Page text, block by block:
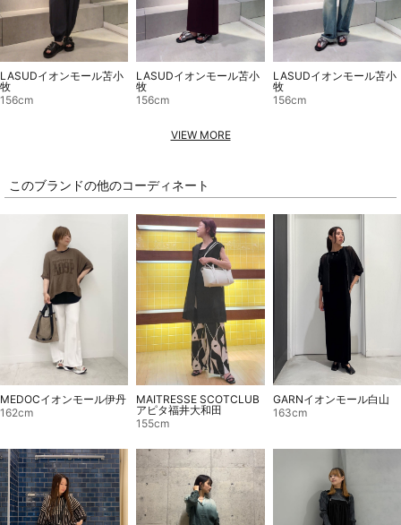
LASUDイオンモール苫小
牧
156cm
LASUDイオンモール苫小
牧
156cm
LASUDイオンモール苫小
牧
156cm
VIEW MORE
このブランドの他のコーディネート
MEDOCイオンモール伊丹
162cm
MAITRESSE SCOTCLUB
アピタ福井大和田
155cm
GARNイオンモール白山
163cm